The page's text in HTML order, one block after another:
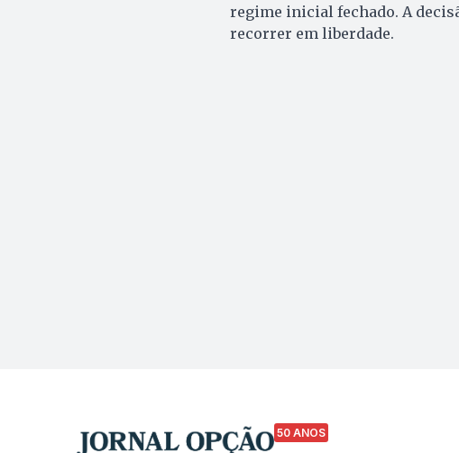
regime inicial fechado. A
recorrer em liberdade.
50 ANOS